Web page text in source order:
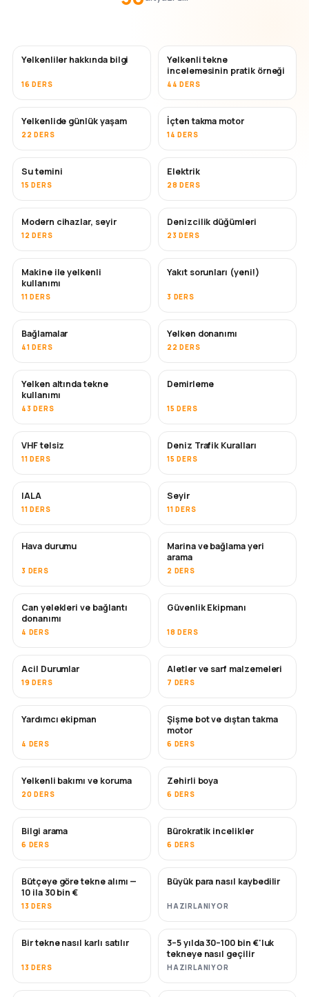
Yelkenliler hakkında bilgi
16 DERS
Yelkenli tekne
incelemesinin pratik örneği
44 DERS
Yelkenlide günlük yaşam
22 DERS
İçten takma motor
14 DERS
Su temini
15 DERS
Elektrik
28 DERS
Modern cihazlar, seyir
12 DERS
Denizcilik düğümleri
23 DERS
Makine ile yelkenli
kullanımı
11 DERS
Yakıt sorunları (yeni!)
3 DERS
Bağlamalar
41 DERS
Yelken donanımı
22 DERS
Yelken altında tekne
kullanımı
43 DERS
Demirleme
15 DERS
VHF telsiz
11 DERS
Deniz Trafik Kuralları
15 DERS
IALA
11 DERS
Seyir
11 DERS
Hava durumu
3 DERS
Marina ve bağlama yeri
arama
2 DERS
Can yelekleri ve bağlantı
donanımı
4 DERS
Güvenlik Ekipmanı
18 DERS
Acil Durumlar
19 DERS
Aletler ve sarf malzemeleri
7 DERS
Yardımcı ekipman
4 DERS
Şişme bot ve dıştan takma
motor
6 DERS
Yelkenli bakımı ve koruma
20 DERS
YAKINDA
Zehirli boya
6 DERS
Bilgi arama
6 DERS
Bürokratik incelikler
6 DERS
YAKINDA
Bütçeye göre tekne alımı —
10 ila 30 bin €
13 DERS
YAKINDA
Büyük para nasıl kaybedilir
HAZIRLANIYOR
YENI
Bir tekne nasıl karlı satılır
13 DERS
YENI
3–5 yılda 30–100 bin €'luk
tekneye nasıl geçilir
HAZIRLANIYOR